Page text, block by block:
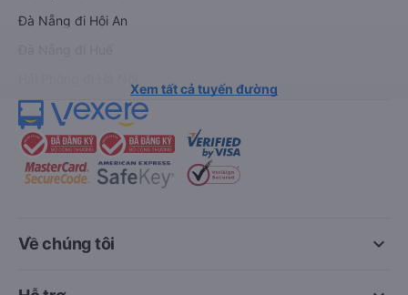
Đà Nẵng đi Hội An
Xem tất cả tuyến đường
keyboard_arrow_down
Về chúng tôi